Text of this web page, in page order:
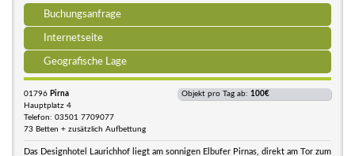
Buchungsanfrage
Internetseite
Geografische Lage
01796 Pirna
Hauptplatz 4
Telefon: 03501 7709077
73 Betten + zusätzlich Aufbettung
Objekt pro Tag ab: 100€
Das Designhotel Laurichhof liegt am sonnigen Elbufer Pirnas, direkt am Tor zum